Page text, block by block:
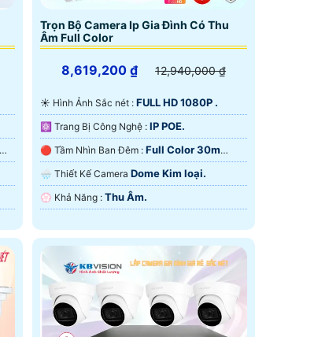
Trọn Bộ Camera Ip Gia Đình Có Thu
Âm Full Color
8,619,200 ₫ 12,940,000 ₫
☀️ Hình Ảnh Sắc nét : FULL HD 1080P .
⚛️ Trang Bị Công Nghệ : IP POE.
🔴 Tầm Nhìn Ban Đêm : Full Color 30m
Hồng Ngoại SMD.
🌧️ Thiết Kế Camera Dome Kim loại.
️💮 Khả Năng : Thu Âm.